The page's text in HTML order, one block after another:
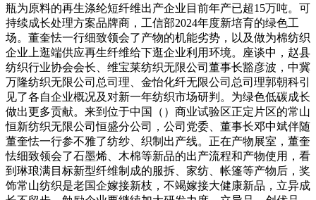
瓶为原料的再生涤纶短纤维出产企业目前年产已超15万吨。可
持续成长处理方案品牌商，工信部2024年度新培育的绿色工
场。董奎怯一行细致领会了产物的机能劣势，以及做为棉纺织
企业上逛端供应再生纤维给下逛企业利用环境。座谈中，赵县
纺织行业协会会长、维宝莱纺织无限公司董事长豁彦波，中冀
万隆纺织无限公司总司理、金怡化纤无限公司总司理郭朝科引
见了各自企业概况及对新一年纺织市场研判。为绿色低碳成长
做出更多贡献。来到位于中国（）商业试验区正定片区的常山
恒新纺织无限公司恒盛分公司，公司党委、董事长邓中斌伴随
董奎怯一行参不雅了纺纱、织制出产线。正在产物展室，董奎
怯细致领会了石墨烯、木棉等新品的出产流程和产物使用，看
到琳琅满目标新型纤维制成的服拆、家纺、帐篷等产物后，奖
饰常山纺织是老国企嫁接新枝，不竭嫁接大健康新品，立异成